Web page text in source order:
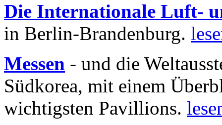
Die Internationale Luft-
in Berlin-Brandenburg.
Messen - und die
Südkorea, mit einem
wichtigsten Pavillions.